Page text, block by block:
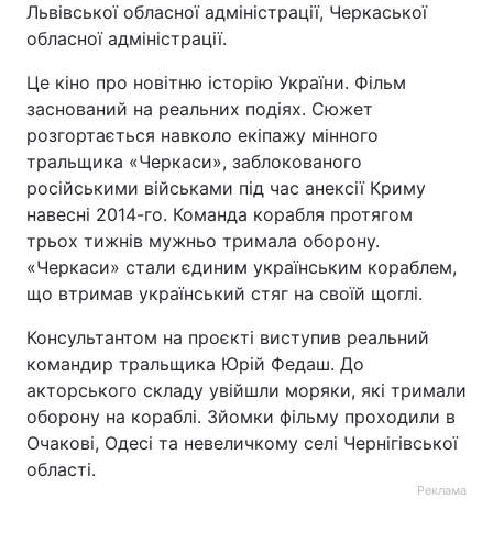
Львівської обласної адміністрації, Черкаської
обласної адміністрації.
Це кіно про новітню історію України. Фільм
заснований на реальних подіях. Сюжет
розгортається навколо екіпажу мінного
тральщика «Черкаси», заблокованого
російськими військами під час анексії Криму
навесні 2014-го. Команда корабля протягом
трьох тижнів мужньо тримала оборону.
«Черкаси» стали єдиним українським кораблем,
що втримав український стяг на своїй щоглі.
Консультантом на проєкті виступив реальний
командир тральщика Юрій Федаш. До
акторського складу увійшли моряки, які тримали
оборону на кораблі. Зйомки фільму проходили в
Очакові, Одесі та невеличкому селі Чернігівської
області.
Реклама